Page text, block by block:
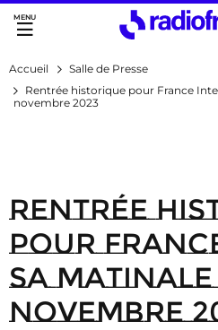
Accès direct :
Menu principal
Contenu
Accueil
Salle de Presse
Rentrée historique pour France
novembre 2023
Rentrée
pour
sa matinale
novembre